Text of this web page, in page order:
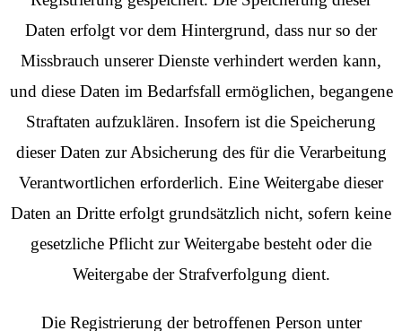
Daten erfolgt vor dem Hintergrund, dass nur so der
Missbrauch unserer Dienste verhindert werden kann,
und diese Daten im Bedarfsfall ermöglichen, begangene
Straftaten aufzuklären. Insofern ist die Speicherung
dieser Daten zur Absicherung des für die Verarbeitung
Verantwortlichen erforderlich. Eine Weitergabe dieser
Daten an Dritte erfolgt grundsätzlich nicht, sofern keine
gesetzliche Pflicht zur Weitergabe besteht oder die
Weitergabe der Strafverfolgung dient.
Die Registrierung der betroffenen Person unter